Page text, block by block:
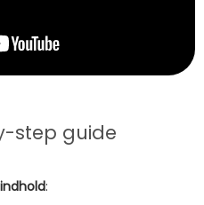
step guide
: